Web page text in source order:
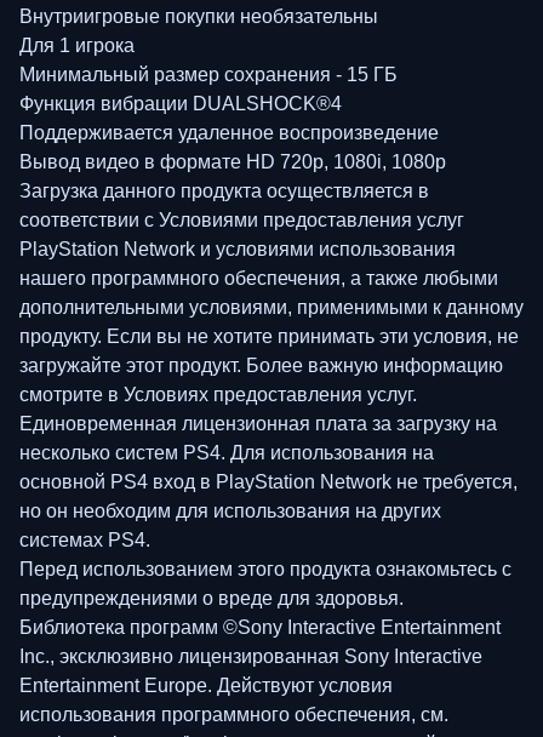
Внутриигровые покупки необязательны
Для 1 игрока
Минимальный размер сохранения - 15 ГБ
Функция вибрации DUALSHOCK®4
Поддерживается удаленное воспроизведение
Вывод видео в формате HD 720p, 1080i, 1080p
Загрузка данного продукта осуществляется в
соответствии с Условиями предоставления услуг
PlayStation Network и условиями использования
нашего программного обеспечения, а также любыми
дополнительными условиями, применимыми к данному
продукту. Если вы не хотите принимать эти условия, не
загружайте этот продукт. Более важную информацию
смотрите в Условиях предоставления услуг.
Единовременная лицензионная плата за загрузку на
несколько систем PS4. Для использования на
основной PS4 вход в PlayStation Network не требуется,
но он необходим для использования на других
системах PS4.
Перед использованием этого продукта ознакомьтесь с
предупреждениями о вреде для здоровья.
Библиотека программ ©Sony Interactive Entertainment
Inc., эксклюзивно лицензированная Sony Interactive
Entertainment Europe. Действуют условия
использования программного обеспечения, см.